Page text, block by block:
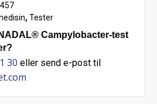
, Tester
Campylobacter-test
30 eller send e-post til